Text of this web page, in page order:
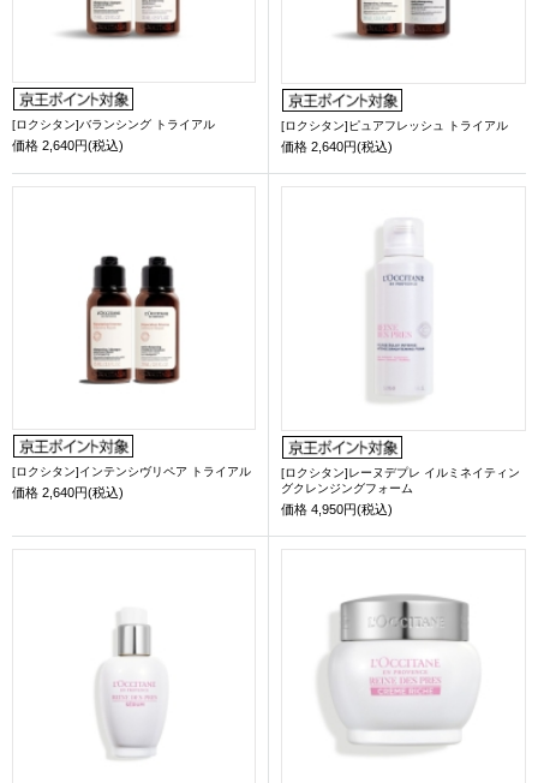
[ロクシタン]バランシング トライアル
価格 2,640円(税込)
[ロクシタン]ピュアフレッシュ トライアル
価格 2,640円(税込)
[ロクシタン]インテンシヴリペア トライアル
価格 2,640円(税込)
[ロクシタン]レーヌデプレ イルミネイティン
グクレンジングフォーム
価格 4,950円(税込)